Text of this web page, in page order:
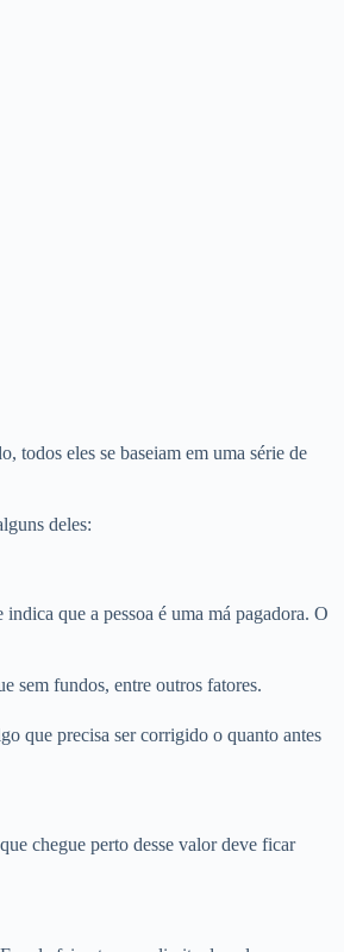
todos eles se baseiam em uma série de
deles:
que a pessoa é uma má pagadora. O
sem fundos, entre outros fatores.
que precisa ser corrigido o quanto antes
chegue perto desse valor deve ficar